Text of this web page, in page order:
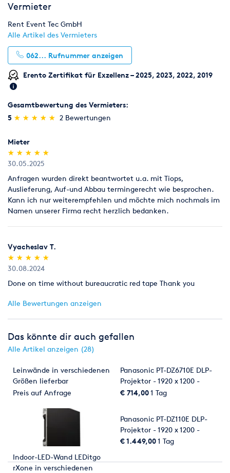
Vermieter
Rent Event Tec GmbH
Alle Artikel des Vermieters
062... Rufnummer anzeigen
Erento Zertifikat für Exzellenz – 2025, 2023, 2022, 2019
Gesamtbewertung des Vermieters:
5 (*)
★
★
(*) ★
★
(*) ★
★
(*) ★
★
(*) ★
★ 2 Bewertungen
Mieter
(*)
★
★
(*) ★
★
(*) ★
★
(*) ★
★
(*) ★
★
30.05.2025
Anfragen wurden direkt beantwortet u.a. mit Tiops,
Auslieferung, Auf-und Abbau termingerecht wie besprochen.
Kann ich nur weiterempfehlen und möchte mich nochmals im
Namen unserer Firma recht herzlich bedanken.
Vyacheslav T.
(*)
★
★
(*) ★
★
(*) ★
★
(*) ★
★
(*) ★
★
30.08.2024
Done on time without bureaucratic red tape Thank you
Alle Bewertungen anzeigen
Das könnte dir auch gefallen
Alle Artikel anzeigen (28)
Leinwände in verschiedenen
Größen lieferbar
Preis auf Anfrage
Panasonic PT-DZ6710E DLP-
Projektor - 1920 x 1200 -
6.000 ANSI-Lumen
€ 714,001 Tag
Indoor-LED-Wand LEDitgo
rXone in verschiedenen
Panasonic PT-DZ110E DLP-
Projektor - 1920 x 1200 -
10.600 ANSI-Lumen
€ 1.449,001 Tag